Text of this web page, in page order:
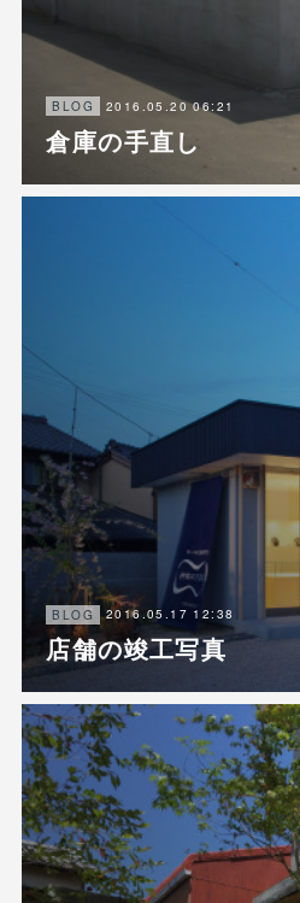
BLOG 2016.05.20 06:21
倉庫の手直し
BLOG 2016.05.17 12:38
店舗の竣工写真